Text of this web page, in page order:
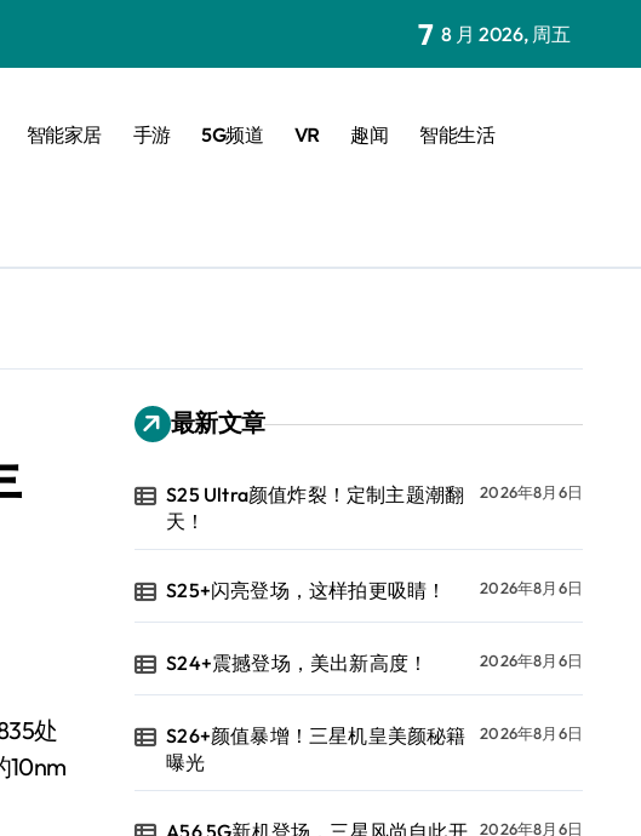
7 8 月 2026, 周五
智能家居 手游 5G频道 VR 趣闻 智能生活
10nm
最新文章
S25 Ultra颜值炸裂！定制主题潮翻
天！
2026年8月6日
S25+闪亮登场，这样拍更吸睛！ 2026年8月6日
S24+震撼登场，美出新高度！ 2026年8月6日
S26+颜值暴增！三星机皇美颜秘籍
曝光
2026年8月6日
A56 5G新机登场，三星风尚自此开
2026年8月6日